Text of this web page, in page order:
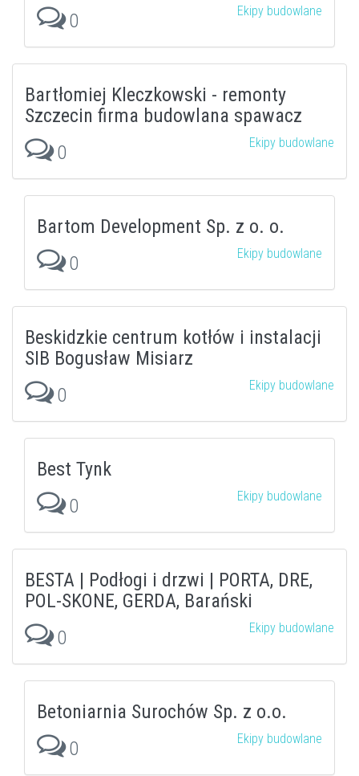
0
Ekipy budowlane
Bartłomiej Kleczkowski - remonty
Szczecin firma budowlana spawacz
0
Ekipy budowlane
Bartom Development Sp. z o. o.
0
Ekipy budowlane
Beskidzkie centrum kotłów i instalacji
SIB Bogusław Misiarz
0
Ekipy budowlane
Best Tynk
0
Ekipy budowlane
BESTA | Podłogi i drzwi | PORTA, DRE,
POL-SKONE, GERDA, Barański
0
Ekipy budowlane
Betoniarnia Surochów Sp. z o.o.
0
Ekipy budowlane